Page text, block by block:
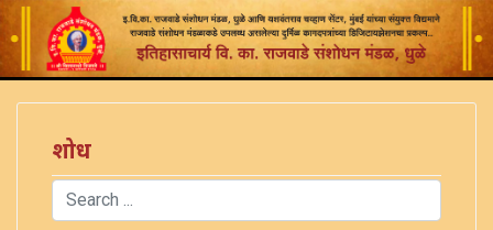
शोध
Search